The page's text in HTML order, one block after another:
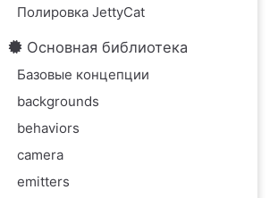
Полировка JettyCat
Основная библиотека
Базовые концепции
backgrounds
behaviors
camera
emitters